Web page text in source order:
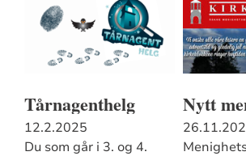
Tårnagenthelg
12.2.2025
Du som går i 3. og 4.
Nytt